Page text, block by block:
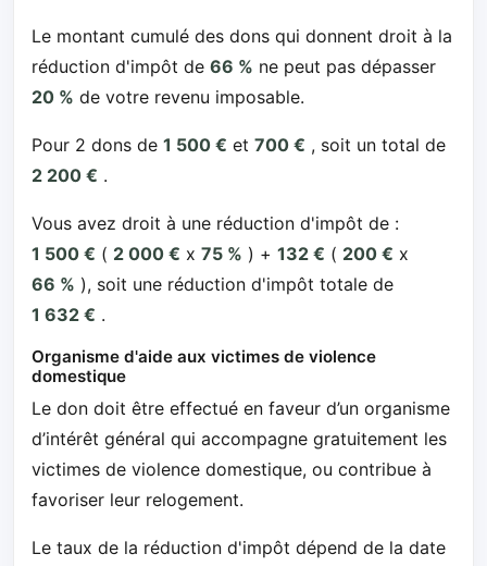
Le montant cumulé des dons qui donnent droit à la
réduction d'impôt de 66 % ne peut pas dépasser
20 % de votre revenu imposable.
Pour 2 dons de 1 500 € et 700 € , soit un total de
2 200 € .
Vous avez droit à une réduction d'impôt de :
1 500 € ( 2 000 € x 75 % ) + 132 € ( 200 € x
66 % ), soit une réduction d'impôt totale de
1 632 € .
Organisme d'aide aux victimes de violence
domestique
Le don doit être effectué en faveur d’un organisme
d’intérêt général qui accompagne gratuitement les
victimes de violence domestique, ou contribue à
favoriser leur relogement.
Le taux de la réduction d'impôt dépend de la date